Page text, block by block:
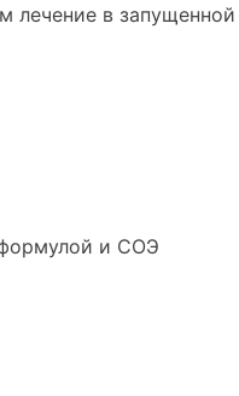
лечение в запущенной
и СОЭ